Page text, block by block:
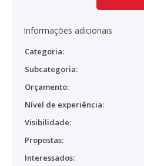
Informações adicionais
Categoria:
Subcategoria:
Orçamento:
Nível de experiência:
Visibilidade:
Propostas:
Interessados: